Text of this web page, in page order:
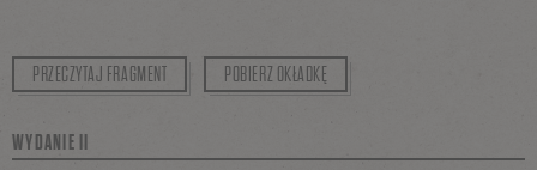
PRZECZYTAJ FRAGMENT POBIERZ OKŁADKĘ
WYDANIE II